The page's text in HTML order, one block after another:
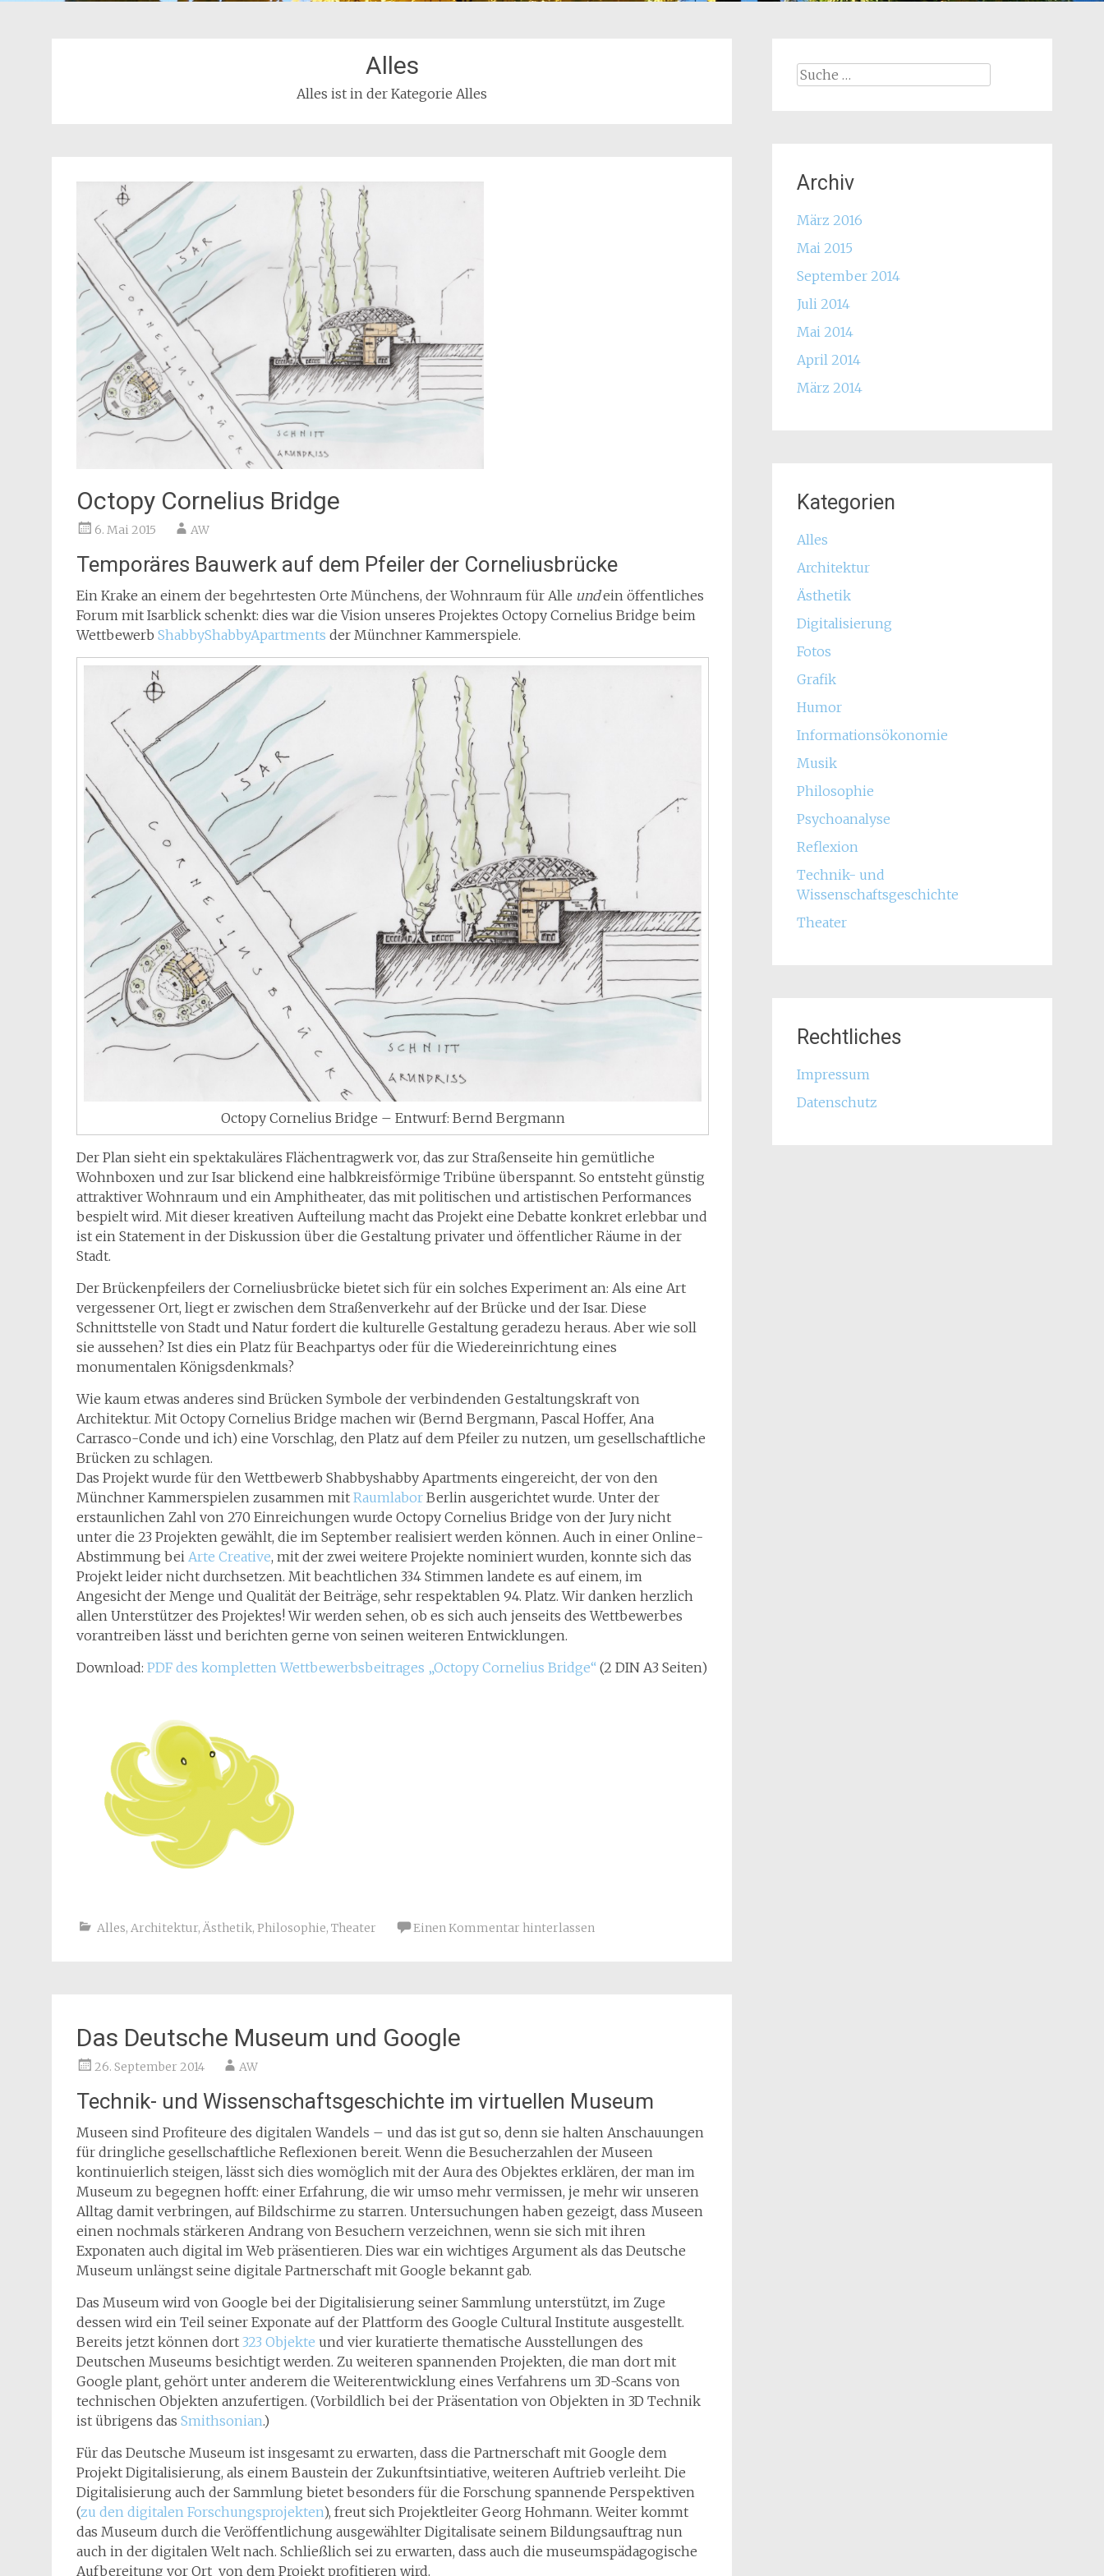
Alles
Alles ist in der Kategorie Alles
Octopy Cornelius Bridge
6. Mai 2015 AW
Temporäres Bauwerk auf dem Pfeiler der Corneliusbrücke
Ein Krake an einem der begehrtesten Orte Münchens, der Wohnraum für Alle undein öffentliches
Forum mit Isarblick schenkt: dies war die Vision unseres Projektes Octopy Cornelius Bridge beim
Wettbewerb ShabbyShabbyApartments der Münchner Kammerspiele.
Octopy Cornelius Bridge – Entwurf: Bernd Bergmann
Der Plan sieht ein spektakuläres Flächentragwerk vor, das zur Straßenseite hin gemütliche
Wohnboxen und zur Isar blickend eine halbkreisförmige Tribüne überspannt. So entsteht günstig
attraktiver Wohnraum und ein Amphitheater, das mit politischen und artistischen Performances
bespielt wird. Mit dieser kreativen Aufteilung macht das Projekt eine Debatte konkret erlebbar und
ist ein Statement in der Diskussion über die Gestaltung privater und öffentlicher Räume in der
Stadt.
Der Brückenpfeilers der Corneliusbrücke bietet sich für ein solches Experiment an: Als eine Art
vergessener Ort, liegt er zwischen dem Straßenverkehr auf der Brücke und der Isar. Diese
Schnittstelle von Stadt und Natur fordert die kulturelle Gestaltung geradezu heraus. Aber wie soll
sie aussehen? Ist dies ein Platz für Beachpartys oder für die Wiedereinrichtung eines
monumentalen Königsdenkmals?
Wie kaum etwas anderes sind Brücken Symbole der verbindenden Gestaltungskraft von
Architektur. Mit Octopy Cornelius Bridge machen wir (Bernd Bergmann, Pascal Hoffer, Ana
Carrasco-Conde und ich) eine Vorschlag, den Platz auf dem Pfeiler zu nutzen, um gesellschaftliche
Brücken zu schlagen.
Das Projekt wurde für den Wettbewerb Shabbyshabby Apartments eingereicht, der von den
Münchner Kammerspielen zusammen mit Raumlabor Berlin ausgerichtet wurde. Unter der
erstaunlichen Zahl von 270 Einreichungen wurde Octopy Cornelius Bridge von der Jury nicht
unter die 23 Projekten gewählt, die im September realisiert werden können. Auch in einer Online-
Abstimmung bei Arte Creative, mit der zwei weitere Projekte nominiert wurden, konnte sich das
Projekt leider nicht durchsetzen. Mit beachtlichen 334 Stimmen landete es auf einem, im
Angesicht der Menge und Qualität der Beiträge, sehr respektablen 94. Platz. Wir danken herzlich
allen Unterstützer des Projektes! Wir werden sehen, ob es sich auch jenseits des Wettbewerbes
vorantreiben lässt und berichten gerne von seinen weiteren Entwicklungen.
Download: PDF des kompletten Wettbewerbsbeitrages „Octopy Cornelius Bridge“ (2 DIN A3 Seiten)
Alles, Architektur,Ästhetik, Philosophie, Theater Einen Kommentar hinterlassen
Das Deutsche Museum und Google
26. September 2014 AW
Technik- und Wissenschaftsgeschichte im virtuellen Museum
Museen sind Profiteure des digitalen Wandels – und das ist gut so, denn sie halten Anschauungen
für dringliche gesellschaftliche Reflexionen bereit. Wenn die Besucherzahlen der Museen
kontinuierlich steigen, lässt sich dies womöglich mit der Aura des Objektes erklären, der man im
Museum zu begegnen hofft: einer Erfahrung, die wir umso mehr vermissen, je mehr wir unseren
Alltag damit verbringen, auf Bildschirme zu starren. Untersuchungen haben gezeigt, dass Museen
einen nochmals stärkeren Andrang von Besuchern verzeichnen, wenn sie sich mit ihren
Exponaten auch digital im Web präsentieren. Dies war ein wichtiges Argument als das Deutsche
Museum unlängst seine digitale Partnerschaft mit Google bekannt gab.
Das Museum wird von Google bei der Digitalisierung seiner Sammlung unterstützt, im Zuge
dessen wird ein Teil seiner Exponate auf der Plattform des Google Cultural Institute ausgestellt.
Bereits jetzt können dort 323 Objekte und vier kuratierte thematische Ausstellungen des
Deutschen Museums besichtigt werden. Zu weiteren spannenden Projekten, die man dort mit
Google plant, gehört unter anderem die Weiterentwicklung eines Verfahrens um 3D-Scans von
technischen Objekten anzufertigen. (Vorbildlich bei der Präsentation von Objekten in 3D Technik
ist übrigens das Smithsonian.)
Für das Deutsche Museum ist insgesamt zu erwarten, dass die Partnerschaft mit Google dem
Projekt Digitalisierung, als einem Baustein der Zukunftsintiative, weiteren Auftrieb verleiht. Die
Digitalisierung auch der Sammlung bietet besonders für die Forschung spannende Perspektiven
(zu den digitalen Forschungsprojekten), freut sich Projektleiter Georg Hohmann. Weiter kommt
das Museum durch die Veröffentlichung ausgewählter Digitalisate seinem Bildungsauftrag nun
auch in der digitalen Welt nach. Schließlich sei zu erwarten, dass auch die museumspädagogische
Aufbereitung vor Ort von dem Projekt profitieren wird.
Suche
Archiv
März 2016
Mai 2015
September 2014
Juli 2014
Mai 2014
April 2014
März 2014
Kategorien
Alles
Architektur
Ästhetik
Digitalisierung
Fotos
Grafik
Humor
Informationsökonomie
Musik
Philosophie
Psychoanalyse
Reflexion
Technik- und
Wissenschaftsgeschichte
Theater
Rechtliches
Impressum
Datenschutz